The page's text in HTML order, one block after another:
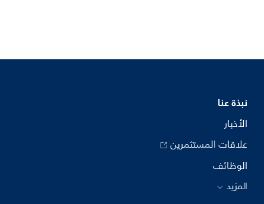
نبذة عنا
الأخبار
علاقات المستثمرين
الوظائف
المزيد